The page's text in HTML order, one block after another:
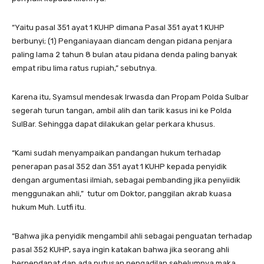
“Yaitu pasal 351 ayat 1 KUHP dimana Pasal 351 ayat 1 KUHP
berbunyi; (1) Penganiayaan diancam dengan pidana penjara
paling lama 2 tahun 8 bulan atau pidana denda paling banyak
empat ribu lima ratus rupiah,” sebutnya.
Karena itu, Syamsul mendesak Irwasda dan Propam Polda Sulbar
segerah turun tangan, ambil alih dan tarik kasus ini ke Polda
SulBar. Sehingga dapat dilakukan gelar perkara khusus.
“Kami sudah menyampaikan pandangan hukum terhadap
penerapan pasal 352 dan 351 ayat 1 KUHP kepada penyidik
dengan argumentasi ilmiah, sebagai pembanding jika penyiidik
menggunakan ahli,” tutur om Doktor, panggilan akrab kuasa
hukum Muh. Lutfi­ itu.
“Bahwa jika penyidik mengambil ahli sebagai penguatan terhadap
pasal 352 KUHP, saya ingin katakan bahwa jika seorang ahli